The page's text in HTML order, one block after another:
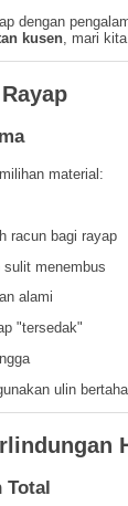
dengan
kusen , mari
material:
racun bagi rayap
menembus
alami
"tersedak"
ulin
Total